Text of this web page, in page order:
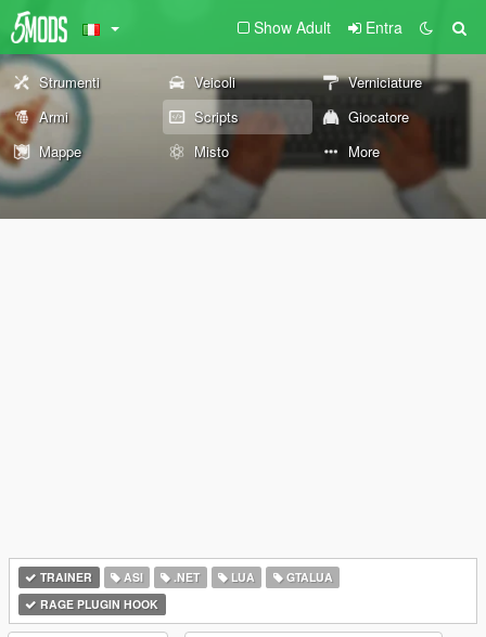
Show Adult Entra
Strumenti Veicoli
Verniciature
Armi
Scripts
Giocatore
Mappe
Misto More
TRAINER ASI .NET LUA
GTALUA
RAGE PLUGIN HOOK